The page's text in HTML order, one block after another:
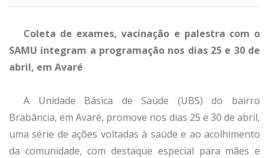
Coleta de exames, vacinação e palestra com o
SAMU integram a programação nos dias 25 e 30 de
abril, em Avaré
A Unidade Básica de Saúde (UBS) do bairro
Brabância, em Avaré, promove nos dias 25 e 30 de abril,
uma série de ações voltadas à saúde e ao acolhimento
da comunidade, com destaque especial para mães e